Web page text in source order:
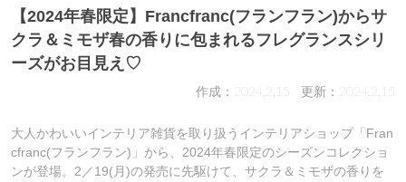
【2024年春限定】Francfranc(フランフラン)からサ
クラ＆ミモザ春の香りに包まれるフレグランスシリ
ーズがお目見え♡
作成：2024.2.15 更新：2024.2.15
大人かわいいインテリア雑貨を取り扱うインテリアショップ「Fran
cfranc(フランフラン)」から、2024年春限定のシーズンコレクショ
ンが登場。2／19(月)の発売に先駆けて、サクラ＆ミモザの香りを